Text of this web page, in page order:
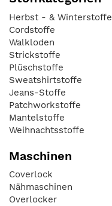
Herbst - & Winterstoffe
Cordstoffe
Walkloden
Strickstoffe
Plüschstoffe
Sweatshirtstoffe
Jeans-Stoffe
Patchworkstoffe
Mantelstoffe
Weihnachtsstoffe
Maschinen
Coverlock
Nähmaschinen
Overlocker